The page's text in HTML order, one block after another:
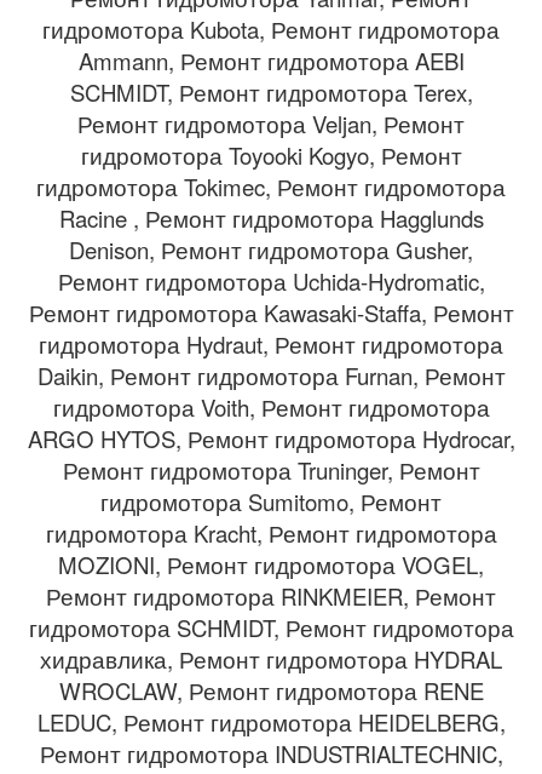
гидромотора Kubota, Ремонт гидромотора
Ammann, Ремонт гидромотора AEBI
SCHMIDT, Ремонт гидромотора Terex,
Ремонт гидромотора Veljan, Ремонт
гидромотора Toyooki Kogyo, Ремонт
гидромотора Tokimec, Ремонт гидромотора
Racine , Ремонт гидромотора Hagglunds
Denison, Ремонт гидромотора Gusher,
Ремонт гидромотора Uchida-Hydromatic,
Ремонт гидромотора Kawasaki-Staffa, Ремонт
гидромотора Hydraut, Ремонт гидромотора
Daikin, Ремонт гидромотора Furnan, Ремонт
гидромотора Voith, Ремонт гидромотора
ARGO HYTOS, Ремонт гидромотора Hydrocar,
Ремонт гидромотора Truninger, Ремонт
гидромотора Sumitomo, Ремонт
гидромотора Kracht, Ремонт гидромотора
MOZIONI, Ремонт гидромотора VOGEL,
Ремонт гидромотора RINKMEIER, Ремонт
гидромотора SCHMIDT, Ремонт гидромотора
хидравлика, Ремонт гидромотора HYDRAL
WROCLAW, Ремонт гидромотора RENE
LEDUC, Ремонт гидромотора HEIDELBERG,
Ремонт гидромотора INDUSTRIALTECHNIC,